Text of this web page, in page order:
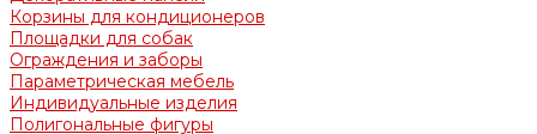
Корзины для кондиционеров
Площадки для собак
Ограждения и заборы
Параметрическая мебель
Индивидуальные изделия
Полигональные фигуры